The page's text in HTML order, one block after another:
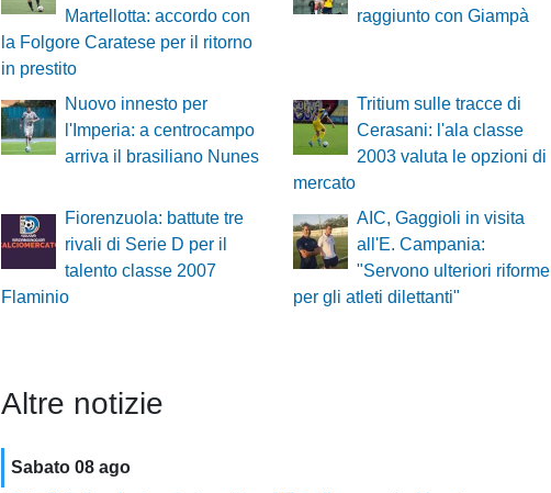
Martellotta: accordo con
la Folgore Caratese per il ritorno
in prestito
raggiunto con Giampà
Nuovo innesto per
l'Imperia: a centrocampo
arriva il brasiliano Nunes
Tritium sulle tracce di
Cerasani: l'ala classe
2003 valuta le opzioni di
mercato
Fiorenzuola: battute tre
rivali di Serie D per il
talento classe 2007
Flaminio
AIC, Gaggioli in visita
all'E. Campania:
"Servono ulteriori riforme
per gli atleti dilettanti"
Altre notizie
Sabato 08 ago